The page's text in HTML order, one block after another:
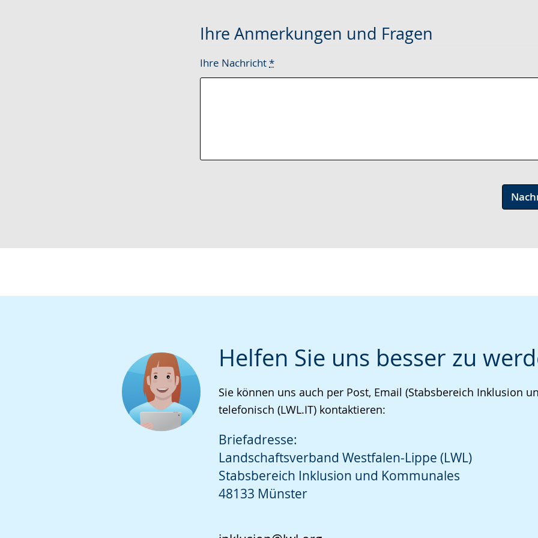
Ihre Anmerkungen und Fragen
Ihre Nachricht*
Helfen Sie uns besser zu
Sie können uns auch per Post, Email (Stabsbereich Inklusion
telefonisch (LWL.IT) kontaktieren:
Briefadresse:
Landschaftsverband Westfalen-Lippe (LWL)
Stabsbereich Inklusion und Kommunales
48133 Münster